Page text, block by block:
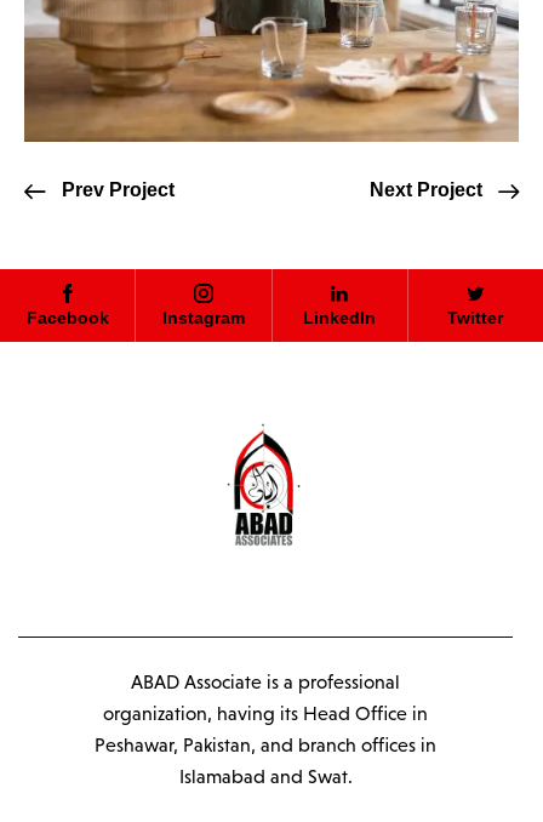
Prev Project Next Project
Facebook Instagram LinkedIn Twitter
ABAD Associate is a professional
organization, having its Head Office in
Peshawar, Pakistan, and branch offices in
Islamabad and Swat.